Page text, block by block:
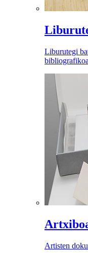
Liburutegi
Artisten